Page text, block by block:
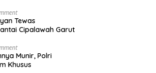
Tewas
Cipalawah Garut
Munir, Polri
Khusus